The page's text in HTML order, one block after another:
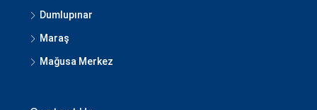
Dumlupınar
Maraş
Mağusa Merkez